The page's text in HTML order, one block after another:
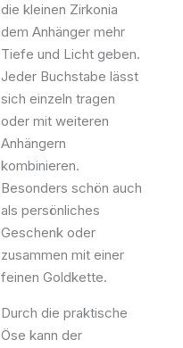
die kleinen Zirkonia
dem Anhänger mehr
Tiefe und Licht geben.
Jeder Buchstabe lässt
sich einzeln tragen
oder mit weiteren
Anhängern
kombinieren.
Besonders schön auch
als persönliches
Geschenk oder
zusammen mit einer
feinen Goldkette.
Durch die praktische
Öse kann der